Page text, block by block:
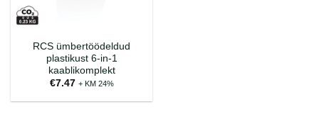
RCS ümbertöödeldud
plastikust 6-in-1
kaablikomplekt
€7.47 + KM 24%